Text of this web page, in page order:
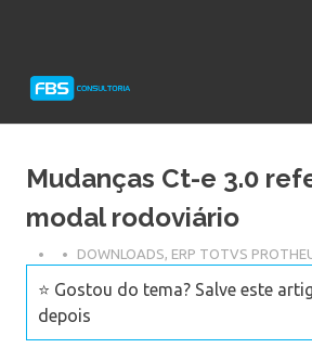
Protheus
Mudanças Ct-e 3.0
modal rodoviário
DOWNLOADS, ERP TOTVS
⭐ Gostou do tema? Salve este
depois